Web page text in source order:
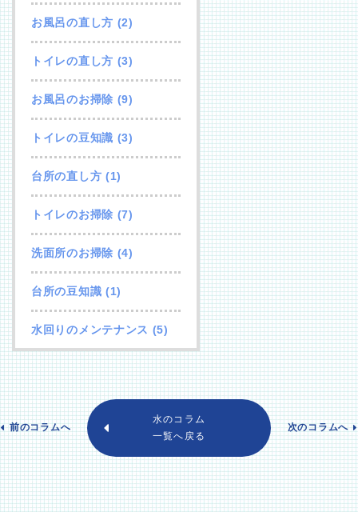
お風呂の直し方 (2)
トイレの直し方 (3)
お風呂のお掃除 (9)
トイレの豆知識 (3)
台所の直し方 (1)
トイレのお掃除 (7)
洗面所のお掃除 (4)
台所の豆知識 (1)
水回りのメンテナンス (5)
前のコラムへ
水のコラム
一覧へ戻る
次のコラムへ